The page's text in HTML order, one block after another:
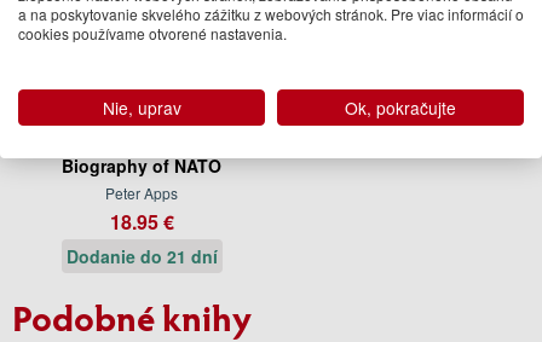
Biography of NATO
Peter Apps
18.95 €
Dodanie do 21 dní
Podobné knihy
a na poskytovanie skvelého zážitku z webových stránok. Pre viac informácií o
cookies používame otvorené nastavenia.
Nie, uprav Ok, pokračujte